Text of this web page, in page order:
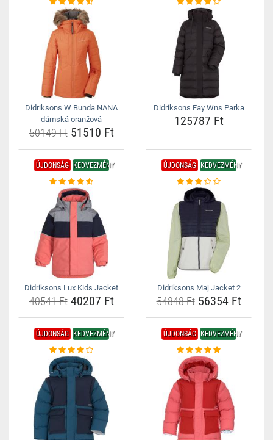
Didriksons W Bunda NANA
dámská oranžová
50149 Ft51510 Ft
Didriksons Fay Wns Parka
125787 Ft
ÚJDONSÁG KEDVEZMÉNY
Didriksons Lux Kids Jacket
40541 Ft40207 Ft
ÚJDONSÁG KEDVEZMÉNY
Didriksons Maj Jacket 2
54848 Ft56354 Ft
ÚJDONSÁG KEDVEZMÉNY ÚJDONSÁG KEDVEZMÉNY